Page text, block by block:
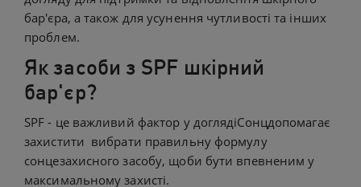
бар'єра, а також для усунення чутливості та інших
проблем.
Як засоби з SPF шкірний
бар'єр?
SPF - це важливий фактор у доглядіСонцдопомагає
захистити вибрати правильну формулу
сонцезахисного засобу, щоби бути впевненим у
максимальному захисті.